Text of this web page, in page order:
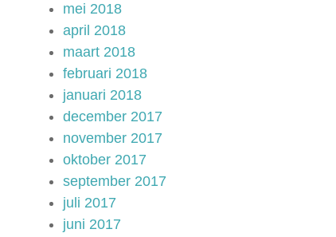
mei 2018
april 2018
maart 2018
februari 2018
januari 2018
december 2017
november 2017
oktober 2017
september 2017
juli 2017
juni 2017